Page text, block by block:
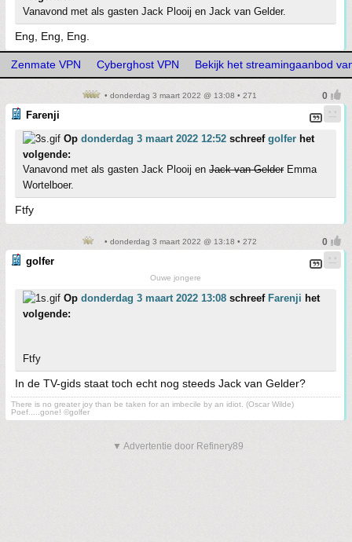
Vanavond met als gasten Jack Plooij en Jack van Gelder.
Eng, Eng, Eng.
Zenmate VPN Cyberghost VPN Bekijk het streamingaanbod
• donderdag 3 maart 2022 @ 13:08 • 271
Farenji
Op donderdag 3 maart 2022 12:52 schreef golfer het
volgende:
Vanavond met als gasten Jack Plooij en Jack van GelderEmma
Wortelboer.
Ftfy
• donderdag 3 maart 2022 @ 13:18 • 272
golfer
Ouwe jongere
Op donderdag 3 maart 2022 13:08 schreef Farenji het
volgende:
Ftfy
In de TV-gids staat toch echt nog steeds Jack van Gelder?
There is no greater joy than be taken for an imbecile by an idiot. (Oscar Wilde)
Poef.....gone! ©golfer
▼ Advertentie door Refinery89